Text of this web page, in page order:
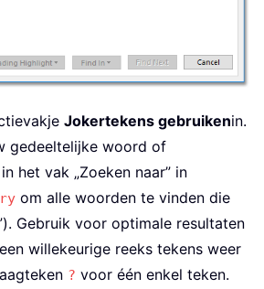
Jokertekens gebruikenin.
gedeeltelijke woord of
het vak „Zoeken naar” in
om alle woorden te vinden die
Gebruik voor optimale resultaten
willekeurige reeks tekens weer
? voor één enkel teken.